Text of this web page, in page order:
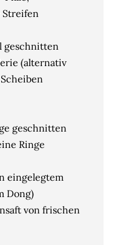
geschnitten
(alternativ
geschnitten
Ringe
eingelegtem
Dong)
von frischen